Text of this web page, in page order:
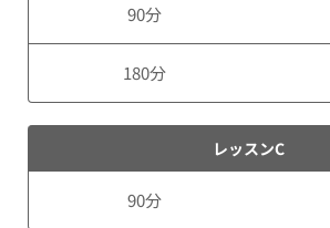
90分
180分
レッスンC
90分